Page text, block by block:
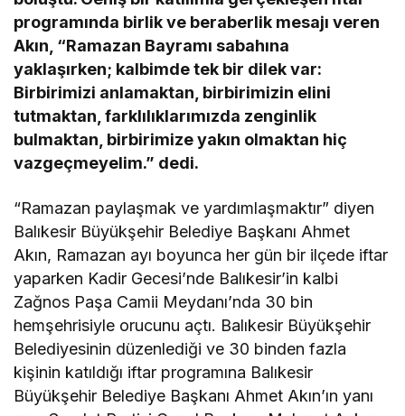
programında birlik ve beraberlik mesajı veren
Akın, “Ramazan Bayramı sabahına
yaklaşırken; kalbimde tek bir dilek var:
Birbirimizi anlamaktan, birbirimizin elini
tutmaktan, farklılıklarımızda zenginlik
bulmaktan, birbirimize yakın olmaktan hiç
vazgeçmeyelim.” dedi.
“Ramazan paylaşmak ve yardımlaşmaktır” diyen
Balıkesir Büyükşehir Belediye Başkanı Ahmet
Akın, Ramazan ayı boyunca her gün bir ilçede iftar
yaparken Kadir Gecesi’nde Balıkesir’in kalbi
Zağnos Paşa Camii Meydanı’nda 30 bin
hemşehrisiyle orucunu açtı. Balıkesir Büyükşehir
Belediyesinin düzenlediği ve 30 binden fazla
kişinin katıldığı iftar programına Balıkesir
Büyükşehir Belediye Başkanı Ahmet Akın’ın yanı